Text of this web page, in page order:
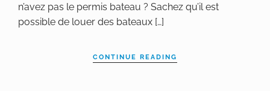
n’avez pas le permis bateau ? Sachez qu’il est
possible de louer des bateaux […]
CONTINUE READING